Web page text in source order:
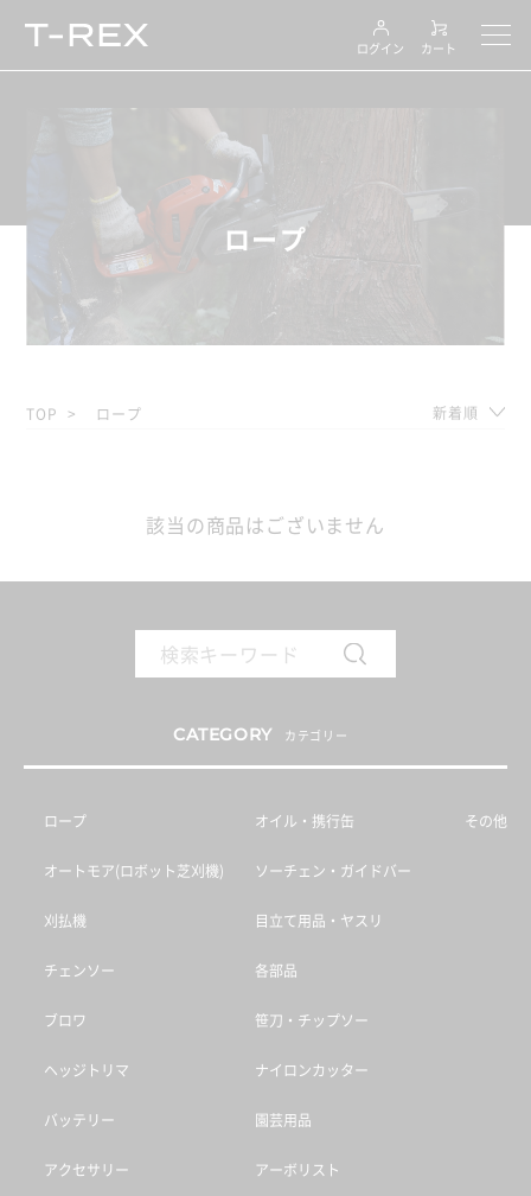
ログイン カート
ロープ
CATEGORY カテゴリー
ロープ
オートモア(ロボット芝刈機)
刈払機
チェンソー
ブロワ
ヘッジトリマ
バッテリー
アクセサリー
オイル・携行缶
ソーチェン・ガイドバー
目立て用品・ヤスリ
各部品
笹刀・チップソー
ナイロンカッター
園芸用品
アーボリスト
その他
TOP ロープ 新着順
該当の商品はございません